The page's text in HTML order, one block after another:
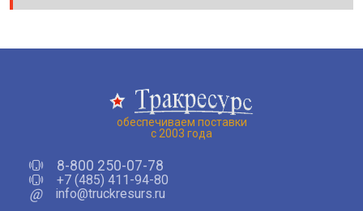
обеспечиваем поставки
с 2003 года
8-800 250-07-78
+7 (485) 411-94-80
@
info@truckresurs.ru